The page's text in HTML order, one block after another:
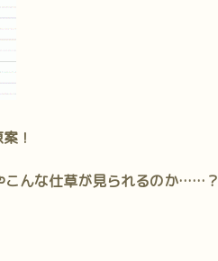
！
こんな仕草が見られるのか……？